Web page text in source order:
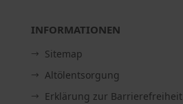
INFORMATIONEN
Sitemap
Altölentsorgung
Erklärung zur Barrierefreiheit